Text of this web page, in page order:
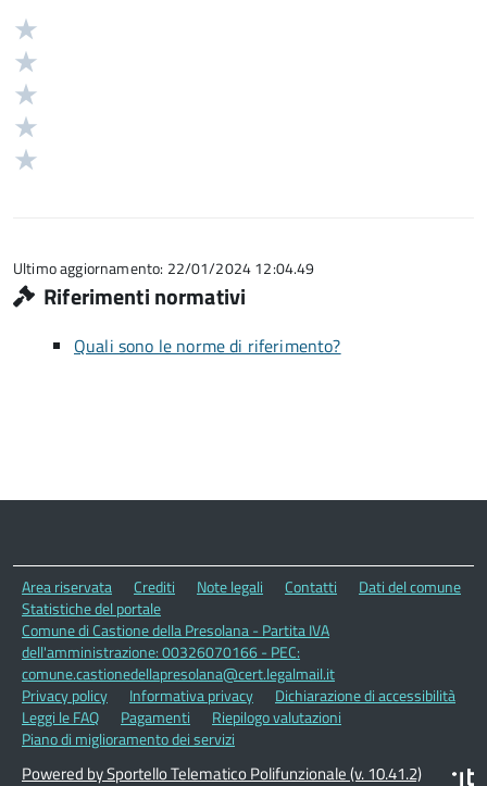
Valutazione
5
Ultimo aggiornamento: 22/01/2024 12:04.49
Riferimenti normativi
Quali sono le norme di riferimento?
Area riservata Crediti Note legali Contatti
Dati del comune
Statistiche del portale
Comune di Castione della Presolana - Partita IVA
dell'amministrazione: 00326070166 - PEC:
comune.castionedellapresolana@cert.legalmail.it
Privacy policy
Informativa privacy
Dichiarazione di accessibilità
Leggi le FAQ
Pagamenti
Riepilogo valutazioni
Piano di miglioramento dei servizi
Powered by Sportello Telematico Polifunzionale (v. 10.41.2)